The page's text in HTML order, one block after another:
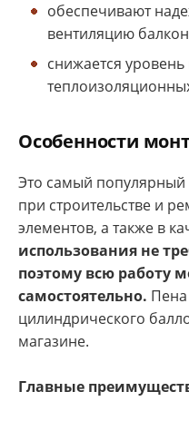
обеспечивают
вентиляцию
снижается
Особенности
Это самый
при строительстве и
элементов, а также в
использования не
поэтому всю работу
самостоятельно. Пена
цилиндрического
магазине.
Главные